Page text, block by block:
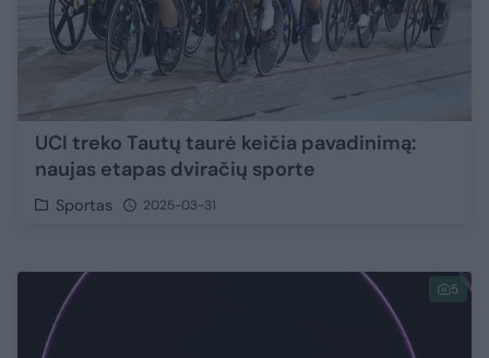
UCI treko Tautų taurė keičia pavadinimą:
naujas etapas dviračių sporte
Sportas 2025-03-31
5